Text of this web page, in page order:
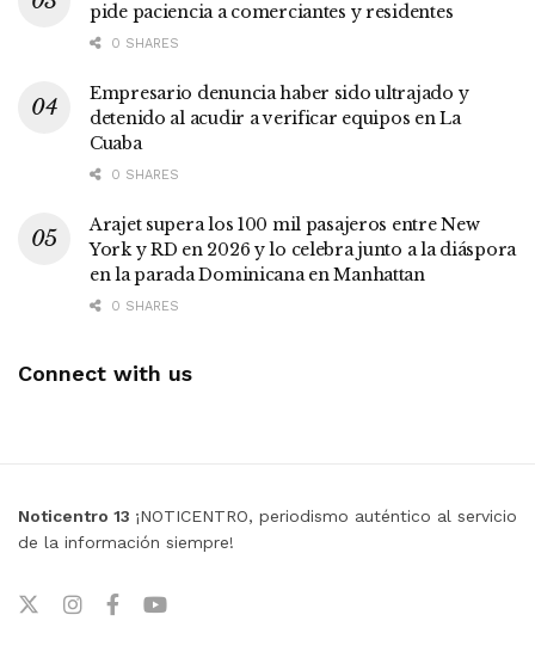
pide paciencia a comerciantes y residentes
0 SHARES
Empresario denuncia haber sido ultrajado y
detenido al acudir a verificar equipos en La
Cuaba
0 SHARES
Arajet supera los 100 mil pasajeros entre New
York y RD en 2026 y lo celebra junto a la diáspora
en la parada Dominicana en Manhattan
0 SHARES
Connect with us
Noticentro 13 ¡NOTICENTRO, periodismo auténtico al servicio
de la información siempre!